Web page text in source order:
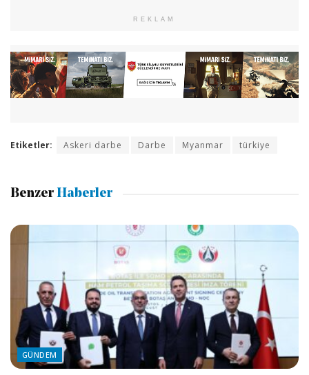
REKLAM
Etiketler: Askeri darbe Darbe Myanmar türkiye
Benzer Haberler
GÜNDEM